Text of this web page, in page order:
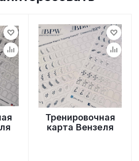
Тренировочная
карта Вензеля